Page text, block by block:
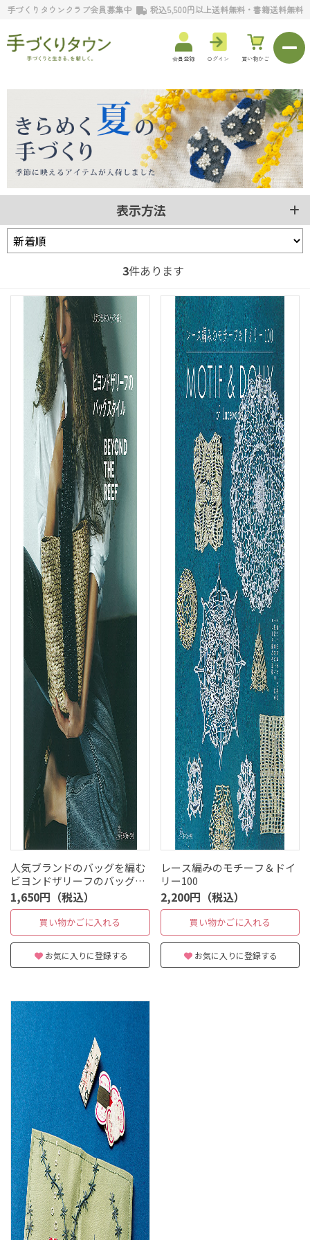
手づくりタウンクラブ会員募集中 税込5,500円以上送料無料・書籍送料無料
会員登録 ログイン 買い物かご
表示方法
3件あります
人気ブランドのバッグを編む
ビヨンドザリーフのバッグス
タイル
1,650円（税込）
買い物かごに入れる
お気に入りに登録する
レース編みのモチーフ＆ドイ
リー100
2,200円（税込）
買い物かごに入れる
お気に入りに登録する